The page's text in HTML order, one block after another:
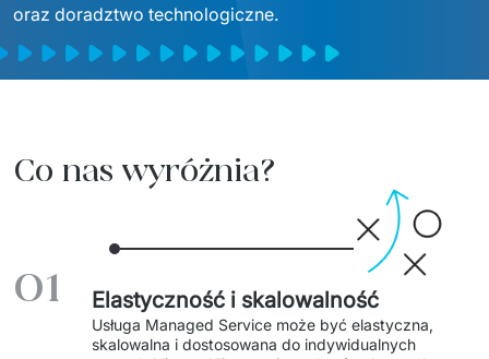
Sztuczna Inteligencja
↳ AI Transformation
↳ AI Solutions
↳ Migracja do chmury Azure
↳ Migracje Chmurowe
↳ Audyt aplikacji legacy
Transport i Turystyka
Start-upy i Scale-upy
Kraje
oraz doradztwo technologiczne.
Co nas wyróżnia?
01 Elastyczność i skalowalność
Usługa Managed Service może być elastyczna,
skalowalna i dostosowana do indywidualnych